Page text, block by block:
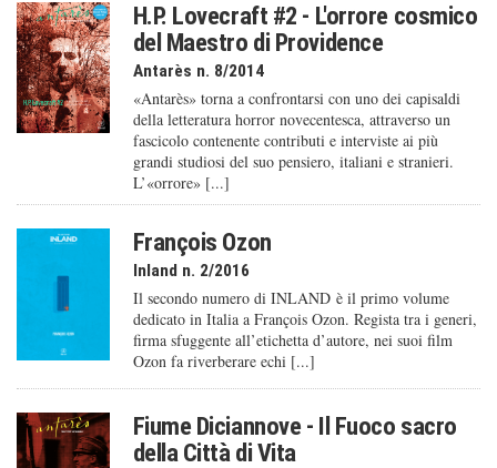
H.P. Lovecraft #2 - L'orrore cosmico
del Maestro di Providence
Antarès n. 8/2014
«Antarès» torna a confrontarsi con uno dei capisaldi
della letteratura horror novecentesca, attraverso un
fascicolo contenente contributi e interviste ai più
grandi studiosi del suo pensiero, italiani e stranieri.
L’«orrore» [...]
François Ozon
Inland n. 2/2016
Il secondo numero di INLAND è il primo volume
dedicato in Italia a François Ozon. Regista tra i generi,
firma sfuggente all’etichetta d’autore, nei suoi film
Ozon fa riverberare echi [...]
Fiume Diciannove - Il Fuoco sacro
della Città di Vita